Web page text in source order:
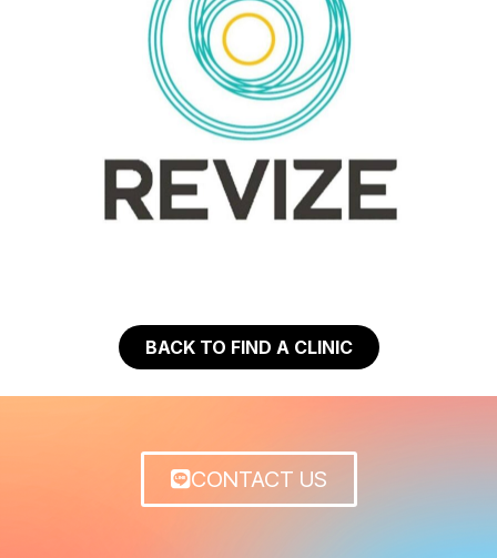
BACK TO FIND A CLINIC
CONTACT US